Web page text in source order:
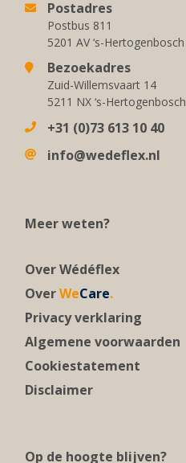
Postadres
Postbus 811
5201 AV ‘s-Hertogenbosch
Bezoekadres
Zuid-Willemsvaart 14
5211 NX ‘s-Hertogenbosch
+31 (0)73 613 10 40
info@wedeflex.nl
Meer weten?
Over Wédéflex
OverWeCare.
Privacy verklaring
Algemene voorwaarden
Cookiestatement
Disclaimer
Op de hoogte blijven?